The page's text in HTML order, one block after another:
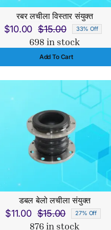
रबर लचीला विस्तार संयुक्त
$15.00
Original
price
$10.00
Current
price
33% Off
698 in stock
Add To Cart
डबल बेलो लचीला संयुक्त
$15.00
Original
$11.00
Current
27% Off
876 in stock